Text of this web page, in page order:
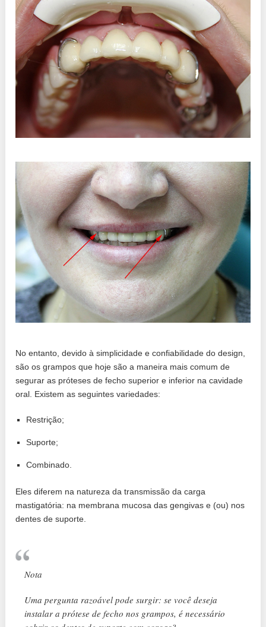
No entanto, devido à simplicidade e confiabilidade do design,
são os grampos que hoje são a maneira mais comum de
segurar as próteses de fecho superior e inferior na cavidade
oral. Existem as seguintes variedades:
Restrição;
Suporte;
Combinado.
Eles diferem na natureza da transmissão da carga
mastigatória: na membrana mucosa das gengivas e (ou) nos
dentes de suporte.
Nota
Uma pergunta razoável pode surgir: se você deseja
instalar a prótese de fecho nos grampos, é necessário